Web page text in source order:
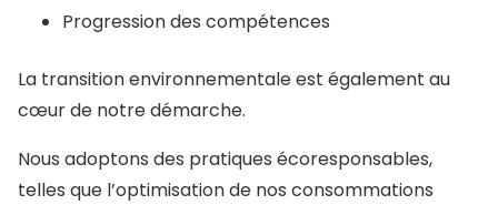
Progression des compétences
La transition environnementale est également au
cœur de notre démarche.
Nous adoptons des pratiques écoresponsables,
telles que l’optimisation de nos consommations